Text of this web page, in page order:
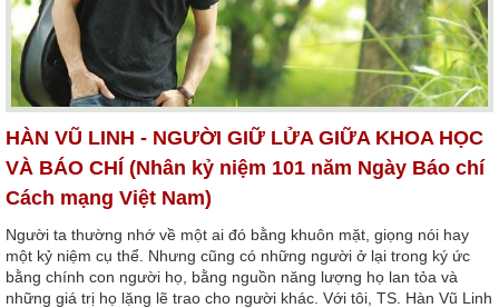
HÀN VŨ LINH - NGƯỜI GIỮ LỬA GIỮA KHOA HỌC
VÀ BÁO CHÍ (Nhân kỷ niệm 101 năm Ngày Báo chí
Cách mạng Việt Nam)
Người ta thường nhớ về một ai đó bằng khuôn mặt, giọng nói hay
một kỷ niệm cụ thể. Nhưng cũng có những người ở lại trong ký ức
bằng chính con người họ, bằng nguồn năng lượng họ lan tỏa và
những giá trị họ lặng lẽ trao cho người khác. Với tôi, TS. Hàn Vũ Linh